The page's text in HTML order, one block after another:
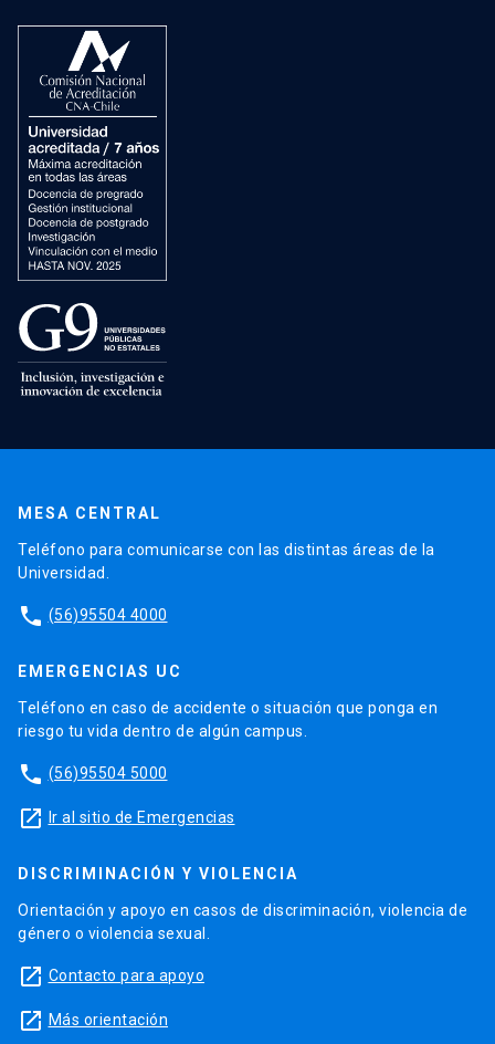
MESA CENTRAL
Teléfono para comunicarse con las distintas áreas de la
Universidad.
phone (56)95504 4000
EMERGENCIAS UC
Teléfono en caso de accidente o situación que ponga en
riesgo tu vida dentro de algún campus.
phone (56)95504 5000
launch Ir al sitio de Emergencias
DISCRIMINACIÓN Y VIOLENCIA
Orientación y apoyo en casos de discriminación, violencia de
género o violencia sexual.
launch Contacto para apoyo
launch Más orientación